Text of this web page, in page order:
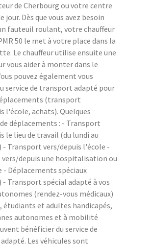
de Cherbourg ou votre centre
jour. Dès que vous avez besoin
fauteuil roulant, votre chauffeur
50 le met à votre place dans la
Le chauffeur utilise ensuite une
vous aider à monter dans le
pouvez également vous
service de transport adapté pour
(transport
l'école, achats). Quelques
déplacements : - Transport
le lieu de travail (du lundi au
- Transport vers/depuis l'école -
depuis une hospitalisation ou
- Déplacements spéciaux
- Transport spécial adapté à vos
(rendez-vous médicaux)
étudiants et adultes handicapés,
autonomes et à mobilité
bénéficier du service de
Les véhicules sont